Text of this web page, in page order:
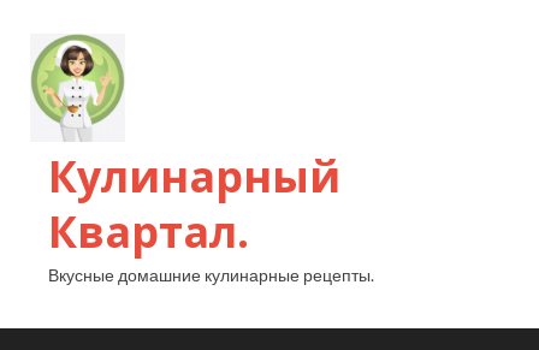
Кулинарный
Квартал.
Вкусные домашние кулинарные рецепты.